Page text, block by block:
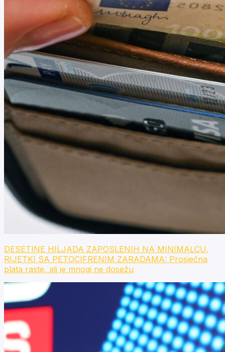
DESETINE HILJADA ZAPOSLENIH NA MINIMALCU,
RIJETKI SA PETOCIFRENIM ZARADAMA: Prosječna
plata raste, ali je mnogi ne dosežu